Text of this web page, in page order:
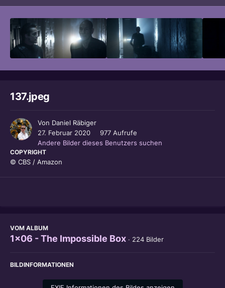
137.jpeg
Von Daniel Räbiger
27. Februar 2020
977 Aufrufe
Andere Bilder dieses Benutzers suchen
COPYRIGHT
© CBS / Amazon
VOM ALBUM
1x06 - The Impossible Box · 224 Bilder
BILDINFORMATIONEN